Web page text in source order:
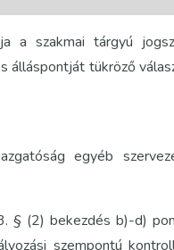
a szakmai tárgyú
álláspontját tükröző
egyéb
§ (2) bekezdés b)-d)
szempontú